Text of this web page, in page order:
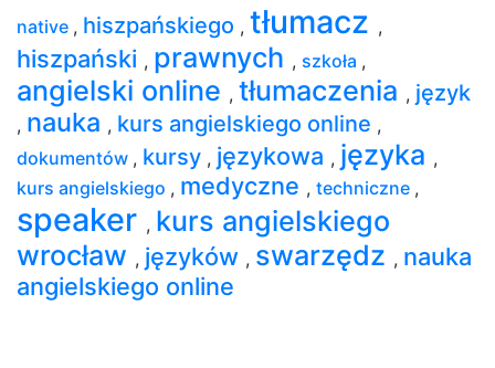
native , hiszpańskiego , tłumacz ,
hiszpański , prawnych , szkoła ,
angielski online , tłumaczenia , język
, nauka , kurs angielskiego online ,
dokumentów , kursy , językowa , języka ,
kurs angielskiego , medyczne , techniczne ,
speaker , kurs angielskiego
wrocław , języków , swarzędz , nauka
angielskiego online